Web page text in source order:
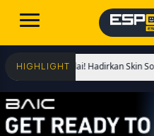
HIGHLIGHT
Dimulai! Hadirkan Skin Soul